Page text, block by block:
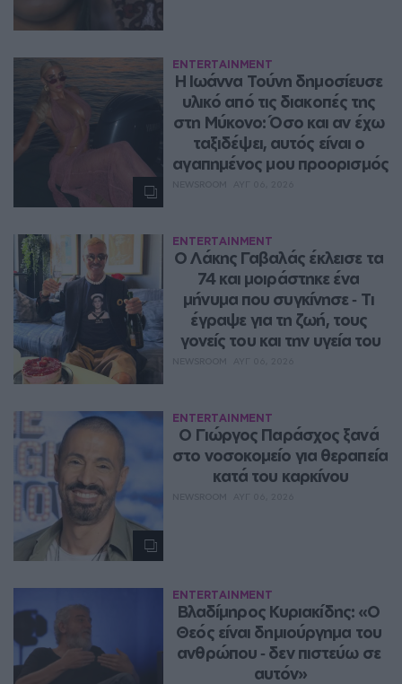
ENTERTAINMENT
Η Ιωάννα Τούνη δημοσίευσε
υλικό από τις διακοπές της
στη Μύκονο: Όσο και αν έχω
ταξιδέψει, αυτός είναι ο
αγαπημένος μου προορισμός
ENTERTAINMENT
Ο Λάκης Γαβαλάς έκλεισε τα
74 και μοιράστηκε ένα
μήνυμα που συγκίνησε ‑ Τι
έγραψε για τη ζωή, τους
γονείς του και την υγεία του
ENTERTAINMENT
O Γιώργος Παράσχος ξανά
στο νοσοκομείο για θεραπεία
κατά του καρκίνου
ENTERTAINMENT
Βλαδίμηρος Κυριακίδης: «Ο
Θεός είναι δημιούργημα του
ανθρώπου ‑ δεν πιστεύω σε
αυτόν»